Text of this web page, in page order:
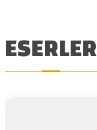
ESERLER